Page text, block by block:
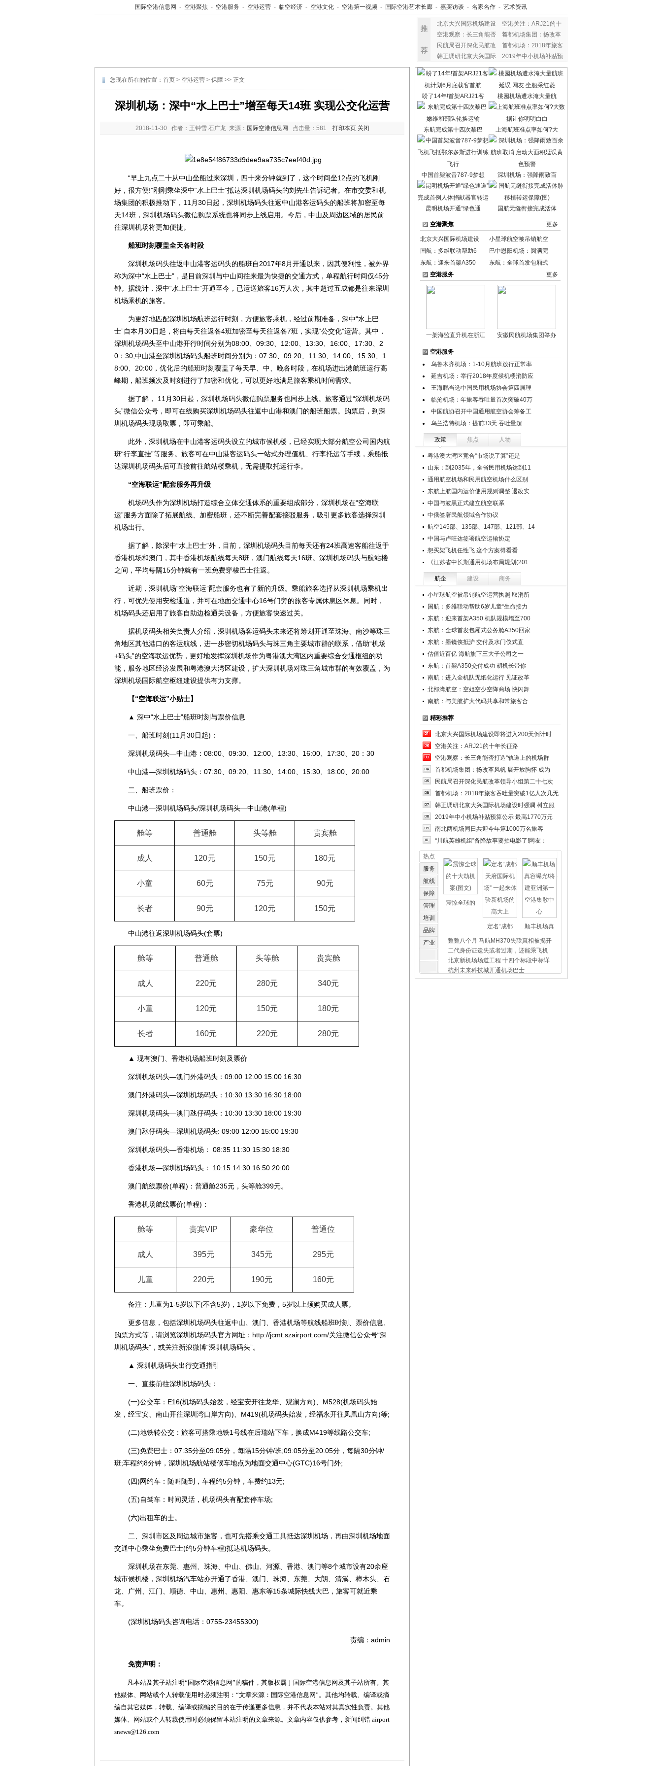
国际空港信息网 - 空港聚焦 - 空港服务 - 空港运营 - 临空经济 - 空港文化 - 空港第一视频 - 国际空港艺术长廊 - 嘉宾访谈 - 名家名作 - 艺术资讯
推
荐
北京大兴国际机场建设
空港关注：ARJ21的十
年
空港观察：长三角能否
首都机场集团：扬改革
民航局召开深化民航改
首都机场：2018年旅客
韩正调研北京大兴国际
2019年中小机场补贴预
您现在所在的位置： 首页 > 空港运营 > 保障 >> 正文
深圳机场：深中“水上巴士”增至每天14班 实现公交化运营
2018-11-30 作者：王钟雪 石广龙 来源： 国际空港信息网 点击量： 581 打印本页 关闭
“早上九点二十从中山坐船过来深圳，四十来分钟就到了，这个时间坐12点的飞机刚
好，很方便!”刚刚乘坐深中“水上巴士”抵达深圳机场码头的刘先生告诉记者。在市交委和机
场集团的积极推动下，11月30日起，深圳机场码头往返中山港客运码头的船班将加密至每
天14班，深圳机场码头微信购票系统也将同步上线启用。今后，中山及周边区域的居民前
往深圳机场将更加便捷。
船班时刻覆盖全天各时段
深圳机场码头往返中山港客运码头的船班自2017年8月开通以来，因其便利性，被外界
称为深中“水上巴士”，是目前深圳与中山间往来最为快捷的交通方式，单程航行时间仅45分
钟。据统计，深中“水上巴士”开通至今，已运送旅客16万人次，其中超过五成都是往来深圳
机场乘机的旅客。
为更好地匹配深圳机场航班运行时刻，方便旅客乘机，经过前期准备，深中“水上巴
士”自本月30日起，将由每天往返各4班加密至每天往返各7班，实现“公交化”运营。其中，
深圳机场码头至中山港开行时间分别为08:00、09:30、12:00、13:30、16:00、17:30、2
0：30;中山港至深圳机场码头船班时间分别为：07:30、09:20、11:30、14:00、15:30、1
8:00、20:00，优化后的船班时刻覆盖了每天早、中、晚各时段，在机场进出港航班运行高
峰期，船班频次及时刻进行了加密和优化，可以更好地满足旅客乘机时间需求。
据了解， 11月30日起，深圳机场码头微信购票服务也同步上线。旅客通过“深圳机场码
头”微信公众号，即可在线购买深圳机场码头往返中山港和澳门的船班船票。购票后，到深
圳机场码头现场取票，即可乘船。
此外，深圳机场在中山港客运码头设立的城市候机楼，已经实现大部分航空公司国内航
班“行李直挂”等服务。旅客可在中山港客运码头一站式办理值机、行李托运等手续，乘船抵
达深圳机场码头后可直接前往航站楼乘机，无需提取托运行李。
“空海联运”配套服务再升级
机场码头作为深圳机场打造综合立体交通体系的重要组成部分，深圳机场在“空海联
运”服务方面除了拓展航线、加密船班，还不断完善配套接驳服务，吸引更多旅客选择深圳
机场出行。
据了解，除深中“水上巴士”外，目前，深圳机场码头目前每天还有24班高速客船往返于
香港机场和澳门，其中香港机场航线每天8班，澳门航线每天16班。深圳机场码头与航站楼
之间，平均每隔15分钟就有一班免费穿梭巴士往返。
近期，深圳机场“空海联运”配套服务也有了新的升级。乘船旅客选择从深圳机场乘机出
行，可优先使用安检通道，并可在地面交通中心16号门旁的旅客专属休息区休息。同时，
机场码头还启用了旅客自助边检通关设备，方便旅客快速过关。
据机场码头相关负责人介绍，深圳机场客运码头未来还将筹划开通至珠海、南沙等珠三
角地区其他港口的客运航线，进一步密切机场码头与珠三角主要城市群的联系，借助“机场
+码头”的空海联运优势，更好地发挥深圳机场作为粤港澳大湾区内重要综合交通枢纽的功
能，服务地区经济发展和粤港澳大湾区建设，扩大深圳机场对珠三角城市群的有效覆盖，为
深圳机场国际航空枢纽建设提供有力支撑。
【“空海联运”小贴士】
▲ 深中“水上巴士”船班时刻与票价信息
一、船班时刻(11月30日起)：
深圳机场码头—中山港：08:00、09:30、12:00、13:30、16:00、17:30、20：30
中山港—深圳机场码头：07:30、09:20、11:30、14:00、15:30、18:00、20:00
二、船班票价：
中山港—深圳机场码头/深圳机场码头—中山港(单程)
舱等 普通舱 头等舱 贵宾舱
成人 120元 150元 180元
小童 60元 75元 90元
长者 90元 120元 150元
中山港往返深圳机场码头(套票)
舱等 普通舱 头等舱 贵宾舱
成人 220元 280元 340元
小童 120元 150元 180元
长者 160元 220元 280元
▲ 现有澳门、香港机场船班时刻及票价
深圳机场码头—澳门外港码头：09:00 12:00 15:00 16:30
澳门外港码头—深圳机场码头：10:30 13:30 16:30 18:00
深圳机场码头—澳门氹仔码头：10:30 13:30 18:00 19:30
澳门氹仔码头—深圳机场码头: 09:00 12:00 15:00 19:30
深圳机场码头—香港机场： 08:35 11:30 15:30 18:30
香港机场—深圳机场码头： 10:15 14:30 16:50 20:00
澳门航线票价(单程)：普通舱235元，头等舱399元。
香港机场航线票价(单程)：
舱等 贵宾VIP 豪华位 普通位
成人 395元 345元 295元
儿童 220元 190元 160元
备注：儿童为1-5岁以下(不含5岁)，1岁以下免费，5岁以上须购买成人票。
更多信息，包括深圳机场码头往返中山、澳门、香港机场等航线船班时刻、票价信息、
购票方式等，请浏览深圳机场码头官方网址：http://jcmt.szairport.com/关注微信公众号“深
圳机场码头”，或关注新浪微博“深圳机场码头”。
▲ 深圳机场码头出行交通指引
一、直接前往深圳机场码头：
(一)公交车：E16(机场码头始发，经宝安开往龙华、观澜方向)、M528(机场码头始
发，经宝安、南山开往深圳湾口岸方向)、M419(机场码头始发，经福永开往凤凰山方向)等;
(二)地铁转公交：旅客可搭乘地铁1号线在后瑞站下车，换成M419等线路公交车;
(三)免费巴士：07:35分至09:05分，每隔15分钟/班;09:05分至20:05分，每隔30分钟/
班;车程约8分钟，深圳机场航站楼候车地点为地面交通中心(GTC)16号门外;
(四)网约车：随叫随到，车程约5分钟，车费约13元;
(五)自驾车：时间灵活，机场码头有配套停车场;
(六)出租车的士。
二、深圳市区及周边城市旅客，也可先搭乘交通工具抵达深圳机场，再由深圳机场地面
交通中心乘坐免费巴士(约5分钟车程)抵达机场码头。
深圳机场在东莞、惠州、珠海、中山、佛山、河源、香港、澳门等8个城市设有20余座
城市候机楼，深圳机场汽车站亦开通了香港、澳门、珠海、东莞、大朗、清溪、樟木头、石
龙、广州、江门、顺德、中山、惠州、惠阳、惠东等15条城际快线大巴，旅客可就近乘
车。
(深圳机场码头咨询电话：0755-23455300)
责编：admin
免责声明：
凡本站及其子站注明“国际空港信息网”的稿件，其版权属于国际空港信息网及其子站所有。其
他媒体、网站或个人转载使用时必须注明：“文章来源：国际空港信息网”。其他均转载、编译或摘
编自其它媒体，转载、编译或摘编的目的在于传递更多信息，并不代表本站对其真实性负责。其他
媒体、网站或个人转载使用时必须保留本站注明的文章来源。文章内容仅供参考，新闻纠错 airport
snews@126.com
盼了14年!首架ARJ21客 桃园机场遭水淹大量航
东航完成第十四次黎巴 上海航班准点率如何?大
中国首架波音787-9梦想 深圳机场：强降雨致百
昆明机场开通“绿色通 国航无缝衔接完成活体
空港聚焦 更多
北京大兴国际机场建设
小星球航空被吊销航空
国航：多维联动帮助6
巴中恩阳机场：圆满完
东航：迎来首架A350
东航：全球首发包厢式
空港服务
更多
一架海监直升机在浙江 安徽民航机场集团举办
空港服务
乌鲁木齐机场：1-10月航班放行正常率
延吉机场：举行2018年度候机楼消防应
王海鹏当选中国民用机场协会第四届理
临沧机场：年旅客吞吐量首次突破40万
中国航协召开中国通用航空协会筹备工
乌兰浩特机场：提前33天 吞吐量超
政策 焦点 人物
粤港澳大湾区竞合“市场说了算”还是
山东：到2035年，全省民用机场达到11
通用航空机场和民用航空机场什么区别
东航上航国内运价使用规则调整 退改实
中国与波黑正式建立航空联系
中俄签署民航领域合作协议
航空145部、135部、147部、121部、14
中国与卢旺达签署航空运输协定
想买架飞机任性飞 这个方案得看看
《江苏省中长期通用机场布局规划(201
航企 建设 商务
小星球航空被吊销航空运营执照 取消所
国航：多维联动帮助6岁儿童“生命接力
东航：迎来首架A350 机队规模增至700
东航：全球首发包厢式公务舱A350回家
东航：墨镜侠抵沪 交付及水门仪式直
估值近百亿 海航旗下三大子公司之一
东航：首架A350交付成功 胡机长带你
南航：进入全机队无纸化运行 见证改革
北部湾航空：空姐空少空降商场 快闪舞
南航：与美航扩大代码共享和常旅客合
精彩推荐
北京大兴国际机场建设即将进入200天倒计时
空港关注：ARJ21的十年长征路
空港观察：长三角能否打造“轨道上的机场群
首都机场集团：扬改革风帆 展开放胸怀 成为
民航局召开深化民航改革领导小组第二十七次
首都机场：2018年旅客吞吐量突破1亿人次几无
韩正调研北京大兴国际机场建设时强调 树立服
2019年中小机场补贴预算公示 最高1770万元
南北两机场同日共迎今年第1000万名旅客
“川航英雄机组”备降故事要拍电影了!网友：
热点
服务
航线
保障
管理
培训
品牌
产业
震惊全球的
定名“成都 顺丰机场真
整整八个月 马航MH370失联真相被揭开
二代身份证遗失或者过期，还能乘飞机
北京新机场场道工程 十四个标段中标详
杭州未来科技城开通机场巴士
上海虹桥、浦东机场外币兑换点位置介